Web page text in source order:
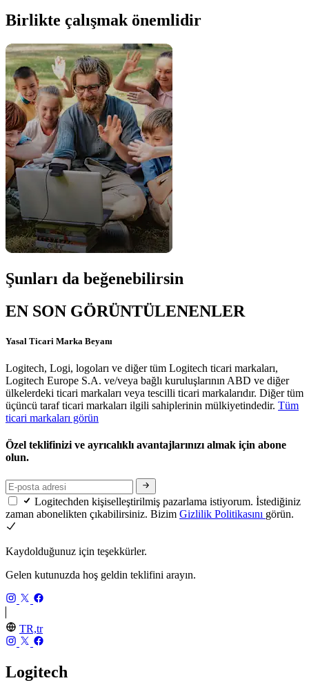
Birlikte çalışmak önemlidir
Şunları da beğenebilirsin
EN SON GÖRÜNTÜLENENLER
Yasal Ticari Marka Beyanı
Logitech, Logi, logoları ve diğer tüm Logitech ticari markaları,
Logitech Europe S.A. ve/veya bağlı kuruluşlarının ABD ve diğer
ülkelerdeki ticari markaları veya tescilli ticari markalarıdır. Diğer tüm
üçüncü taraf ticari markaları ilgili sahiplerinin mülkiyetindedir. Tüm
ticari markaları görün
Özel teklifinizi ve ayrıcalıklı avantajlarınızı almak için abone
olun.
Logitechden kişiselleştirilmiş pazarlama istiyorum. İstediğiniz
zaman abonelikten çıkabilirsiniz. Bizim Gizlilik Politikasını görün.
Kaydolduğunuz için teşekkürler.
Gelen kutunuzda hoş geldin teklifini arayın.
TR,tr
Logitech